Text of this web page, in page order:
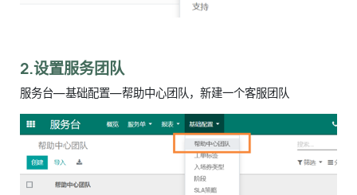
2.设置服务团队
服务台—基础配置—帮助中心团队，新建一个客服团队